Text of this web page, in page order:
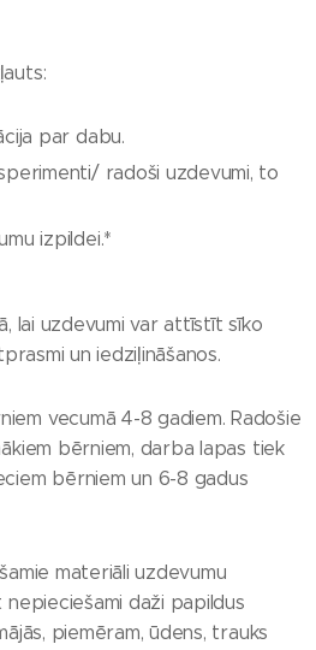
par dabu.
radoši uzdevumi, to
izpildei.*
lai uzdevumi var attīstīt sīko
un iedziļināšanos.
vecumā 4-8 gadiem. Radošie
bērniem, darba lapas tiek
bērniem un 6-8 gadus
materiāli uzdevumu
daži papildus
piemēram, ūdens, trauks